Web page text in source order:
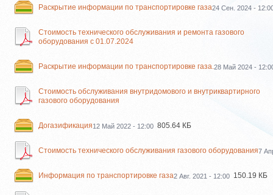
Раскрытие информации по транспортировке газа24 Сен. 2024 -
Стоимость технического обслуживания и ремонта газового
оборудования с 01.07.2024
Раскрытие информации по транспортировке газа.28 Май 2024 -
Стоимость обслуживания внутридомового и внутриквартирного
газового оборудования
Догазификация12 Май 2022 - 12:00 805.64 КБ
Стоимость технического обслуживания газового оборудования7
Информация по транспортировке газа2 Авг. 2021 - 12:00 150.19 КБ